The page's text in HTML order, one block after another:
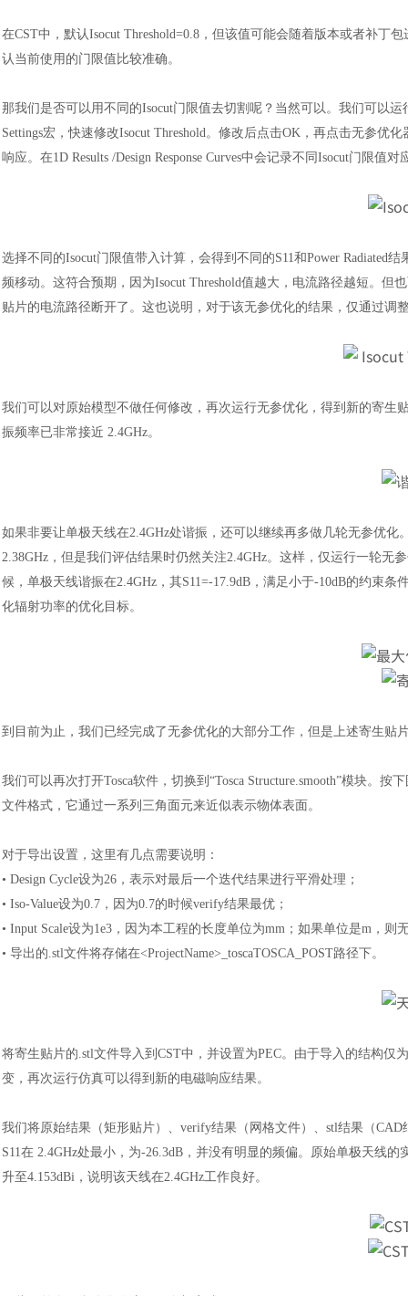
在CST中，默认Isocut Threshold=0.8，但该值可能会随着版本或者补丁
认当前使用的门限值比较准确。
那我们是否可以用不同的Isocut门限值去切割呢？当然可以。我们可以运
Settings宏，快速修改Isocut Threshold。修改后点击OK，再点击无参优
响应。在1D Results /Design Response Curves中会记录不同Isocut门限
选择不同的Isocut门限值带入计算，会得到不同的S11和Power Radiated
频移动。这符合预期，因为Isocut Threshold值越大，电流路径越短。但
贴片的电流路径断开了。这也说明，对于该无参优化的结果，仅通过调
我们可以对原始模型不做任何修改，再次运行无参优化，得到新的寄生
振频率已非常接近 2.4GHz。
如果非要让单极天线在2.4GHz处谐振，还可以继续再多做几轮无参优
2.38GHz，但是我们评估结果时仍然关注2.4GHz。这样，仅运行一轮无
候，单极天线谐振在2.4GHz，其S11=-17.9dB，满足小于-10dB的约束条
化辐射功率的优化目标。
到目前为止，我们已经完成了无参优化的大部分工作，但是上述寄生贴
我们可以再次打开Tosca软件，切换到“Tosca Structure.smooth”模块。
文件格式，它通过一系列三角面元来近似表示物体表面。
对于导出设置，这里有几点需要说明：
• Design Cycle设为26，表示对最后一个迭代结果进行平滑处理；
• Iso-Value设为0.7，因为0.7的时候verify结果最优；
• Input Scale设为1e3，因为本工程的长度单位为mm；如果单位是m，则
• 导出的.stl文件将存储在<ProjectName>_toscaTOSCA_POST路径下。
将寄生贴片的.stl文件导入到CST中，并设置为PEC。由于导入的结构
变，再次运行仿真可以得到新的电磁响应结果。
我们将原始结果（矩形贴片）、 verify结果（网格文件）、stl结果（
S11在 2.4GHz处最小，为-26.3dB，并没有明显的频偏。原始单极天线
升至4.153dBi，说明该天线在2.4GHz工作良好。
汽车交通